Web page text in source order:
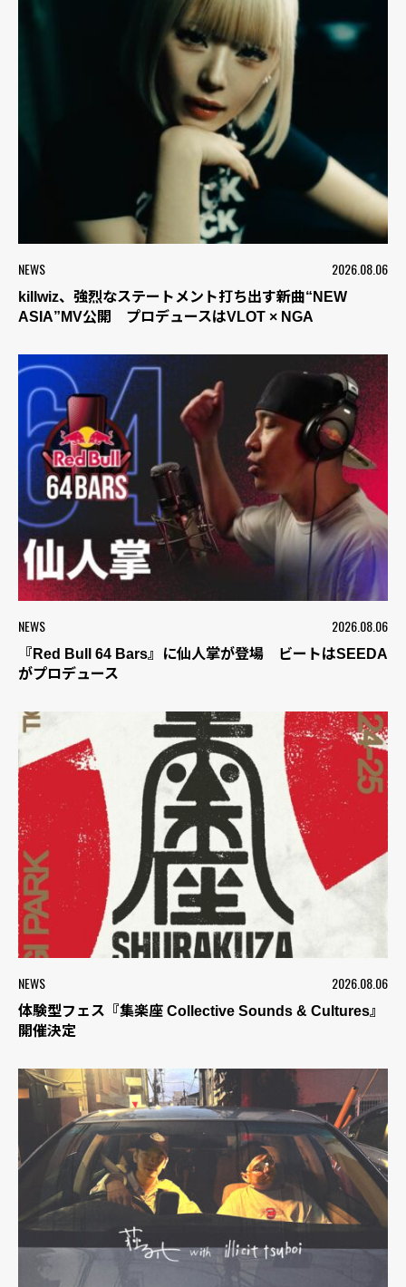
NEWS 2026.08.06
killwiz、強烈なステートメント打ち出す新曲“NEW
ASIA”MV公開 プロデュースはVLOT × NGA
NEWS 2026.08.06
『Red Bull 64 Bars』に仙人掌が登場 ビートはSEEDA
がプロデュース
NEWS 2026.08.06
体験型フェス『集楽座 Collective Sounds & Cultures』
開催決定